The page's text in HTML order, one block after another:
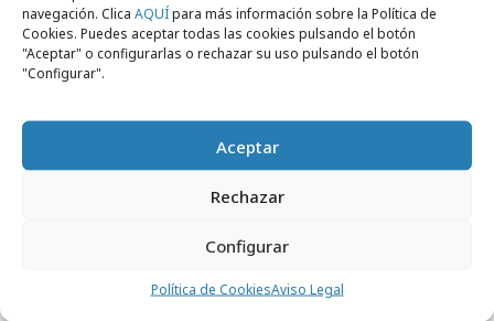
navegación. Clica AQUÍpara más información sobre la Política de
Cookies. Puedes aceptar todas las cookies pulsando el botón
"Aceptar" o configurarlas o rechazar su uso pulsando el botón
"Configurar".
Aceptar
Rechazar
Configurar
Política de CookiesAviso Legal
viernes, 7 de agosto 2026
El Corte Inglés avanza en economía